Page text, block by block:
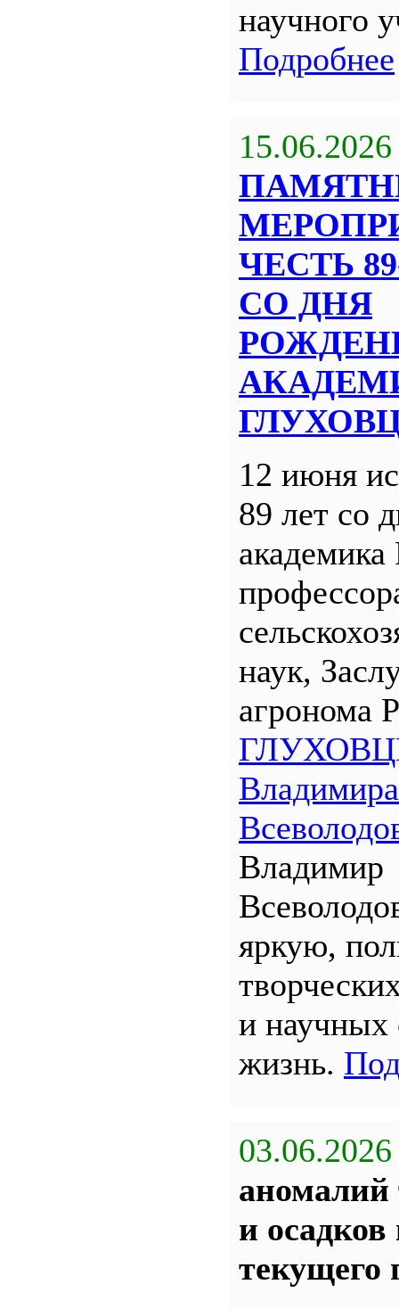
научного
Подробнее
15.06.2026
ЧЕСТЬ
СО ДНЯ
12 июня
89 лет со
наук,
агронома
Владимира
Владимир
яркую,
и научных
жизнь.
03.06.2026
аномалий
и
текущего